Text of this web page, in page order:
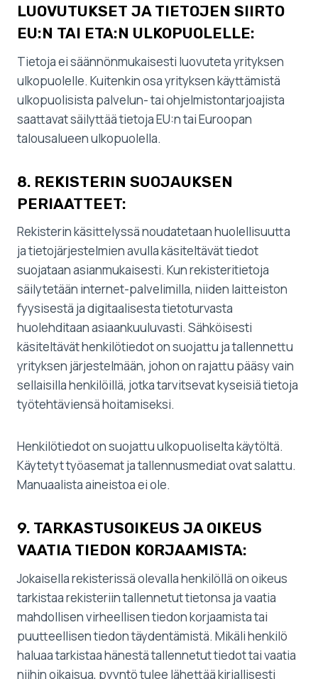
LUOVUTUKSET JA TIETOJEN SIIRTO
EU:N TAI ETA:N ULKOPUOLELLE:
Tietoja ei säännönmukaisesti luovuteta yrityksen
ulkopuolelle. Kuitenkin osa yrityksen käyttämistä
ulkopuolisista palvelun- tai ohjelmistontarjoajista
saattavat säilyttää tietoja EU:n tai Euroopan
talousalueen ulkopuolella.
8. REKISTERIN SUOJAUKSEN
PERIAATTEET:
Rekisterin käsittelyssä noudatetaan huolellisuutta
ja tietojärjestelmien avulla käsiteltävät tiedot
suojataan asianmukaisesti. Kun rekisteritietoja
säilytetään internet-palvelimilla, niiden laitteiston
fyysisestä ja digitaalisesta tietoturvasta
huolehditaan asiaankuuluvasti. Sähköisesti
käsiteltävät henkilötiedot on suojattu ja tallennettu
yrityksen järjestelmään, johon on rajattu pääsy vain
sellaisilla henkilöillä, jotka tarvitsevat kyseisiä tietoja
työtehtäviensä hoitamiseksi.
Henkilötiedot on suojattu ulkopuoliselta käytöltä.
Käytetyt työasemat ja tallennusmediat ovat salattu.
Manuaalista aineistoa ei ole.
9. TARKASTUSOIKEUS JA OIKEUS
VAATIA TIEDON KORJAAMISTA:
Jokaisella rekisterissä olevalla henkilöllä on oikeus
tarkistaa rekisteriin tallennetut tietonsa ja vaatia
mahdollisen virheellisen tiedon korjaamista tai
puutteellisen tiedon täydentämistä. Mikäli henkilö
haluaa tarkistaa hänestä tallennetut tiedot tai vaatia
niihin oikaisua, pyyntö tulee lähettää kirjallisesti